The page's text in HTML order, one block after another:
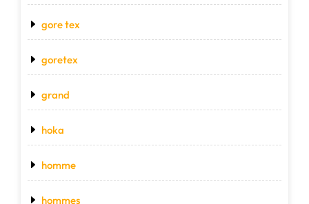
gore tex
goretex
grand
hoka
homme
hommes